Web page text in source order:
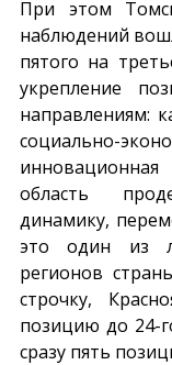
При этом
наблюдений
пятого на
укрепление
направлениям:
социально-
область
динамику,
это один из
регионов
строчку,
позицию до 24-
сразу пять